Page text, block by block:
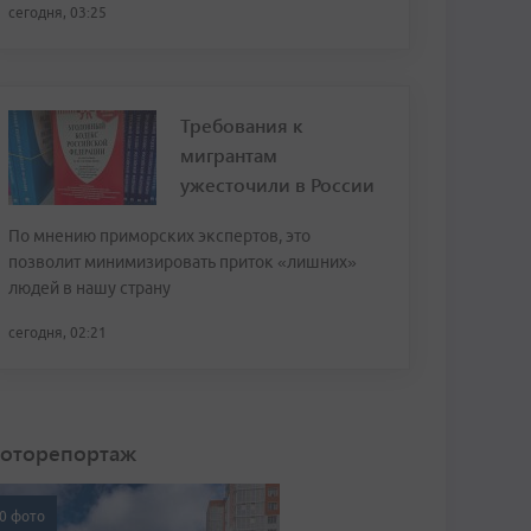
сегодня, 03:25
Требования к
мигрантам
ужесточили в России
По мнению приморских экспертов, это
позволит минимизировать приток «лишних»
людей в нашу страну
сегодня, 02:21
фото